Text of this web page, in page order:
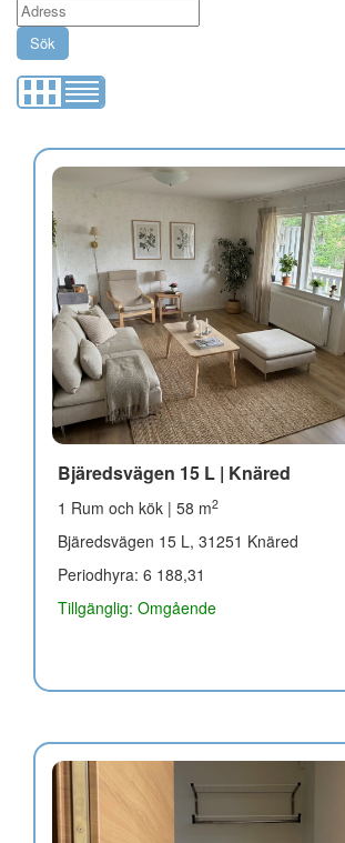
Bjäredsvägen 15 L | Knäred
1 Rum och kök | 58 m2
Bjäredsvägen 15 L, 31251 Knäred
Periodhyra: 6 188,31
Tillgänglig: Omgående